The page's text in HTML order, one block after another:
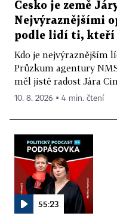
Česko je země
Nejvýraznějšími
podle lidí ti, kteří
Kdo je nejvýraznějším
Průzkum agentury
měl jistě radost Jára
10. 8. 2026 ▪ 4 min. čtení
55:23